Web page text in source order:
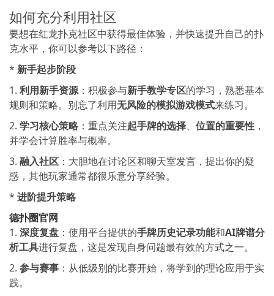
如何充分利用社区
要想在红龙扑克社区中获得最佳体验，并快速提升自己的扑
克水平，你可以参考以下路径：
* 新手起步阶段
1. 利用新手资源：积极参与新手教学专区的学习，熟悉基本
规则和策略。别忘了利用无风险的模拟游戏模式来练习。
2. 学习核心策略 ：重点关注起手牌的选择、 位置的重要性 ，
并学会计算胜率与概率。
3. 融入社区 ：大胆地在讨论区和聊天室发言，提出你的疑
惑，其他玩家通常都很乐意分享经验。
* 进阶提升策略
德扑圈官网
1. 深度复盘 ：使用平台提供的手牌历史记录功能和AI牌谱分
析工具进行复盘，这是发现自身问题最有效的方式之一。
2. 参与赛事 ：从低级别的比赛开始，将学到的理论应用于实
践。